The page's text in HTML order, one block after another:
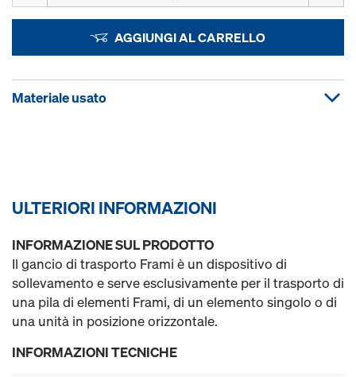
AGGIUNGI AL CARRELLO
Materiale usato
ULTERIORI INFORMAZIONI
INFORMAZIONE SUL PRODOTTO
Il gancio di trasporto Frami è un dispositivo di
sollevamento e serve esclusivamente per il trasporto di
una pila di elementi Frami, di un elemento singolo o di
una unità in posizione orizzontale.
INFORMAZIONI TECNICHE